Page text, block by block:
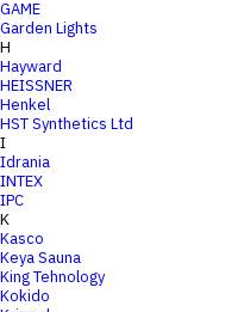
GAME
Garden Lights
H
Hayward
HEISSNER
Henkel
HST Synthetics Ltd
I
Idrania
INTEX
IPC
K
Kasco
Keya Sauna
King Tehnology
Kokido